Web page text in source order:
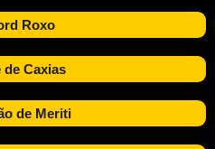
Roxo
de Caxias
de Meriti